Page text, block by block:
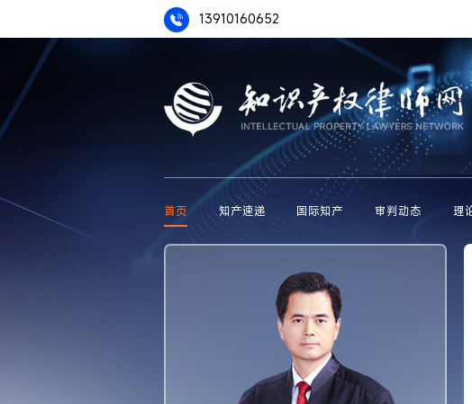
13910160652
首页 知产速递 国际知产 审判动态 理